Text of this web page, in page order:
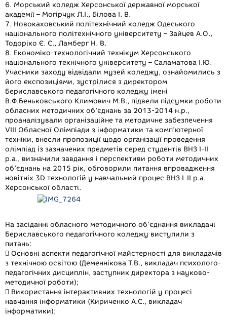
6. Морський коледж Херсонської державної морської
академії – Могірчук Л.І., Білова І. В.
7. Новокаховський політехнічний коледж Одеського
національного політехнічного університету – Зайцев А.О.,
Тодоріко Є. С., Ламберг Н. В.
8. Економіко-технологічний технікум Херсонського
національного технічного університету – Саламатова І.Ю.
Учасники заходу відвідали музей коледжу, ознайомились з
його експозиціями, зустрілися з директором
Бериславського педагогічного коледжу імені
В.Ф.Беньковського Климович М.В., підвели підсумки роботи
обласних методичних об’єднань за 2013-2014 н.р.,
проаналізували організаційне та методичне забезпечення
VІІІ Обласної Олімпіади з інформатики та комп’ютерної
техніки, внесли пропозиції щодо організації проведення
олімпіад із зазначених предметів серед студентів ВНЗ I-II
р.а., визначили завдання і перспективи роботи методичних
об’єднань на 2015 рік, обговорили питання впровадження
новітніх 3D технологій у навчальний процес ВНЗ І-ІІ р.а.
Херсонської області.
На засіданні обласного методичного об’єднання викладачі
Бериславського педагогічного коледжу виступили з
питань:
 Основні аспекти педагогічної майстерності для викладачів
з технічною освітою (Деменнікова Т.В., викладач психолого-
педагогічних дисциплін, заступник директора з науково-
методичної роботи);
 Використання інтерактивних технологій у процесі
навчання інформатики (Кириченко А.С., викладач
інформатики);